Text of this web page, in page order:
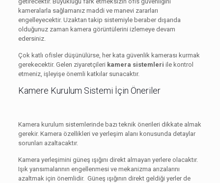
kameralarla sağlamanız maddi ve manevi zararları
engelleyecektir. Uzaktan takip sistemiyle beraber dışarıda
olduğunuz zaman kamera görüntülerini izlemeye devam
edersiniz.
Çok katlı ofisler düşünülürse, her kata güvenlik kamerası kurmak
gerekecektir. Gelen ziyaretçileri kamera sistemleri ile kontrol
etmeniz, işleyişe önemli katkılar sunacaktır.
Kamere Kurulum Sistemi İçin Öneriler
Kamera kurulum sistemlerinde bazı teknik önerileri dikkate almak
gerekir. Kamera özellikleri ve yerleşim alanı konusunda detaylar
sorunları azaltacaktır.
Kamera yerleşimini güneş ışığını direkt almayan yerlere olacaktır.
Işık yansımalarının engellenmesi ve mekanizma arızalarını
azaltmak için önemlidir. Güneş ışığının direkt geldiği yerler de